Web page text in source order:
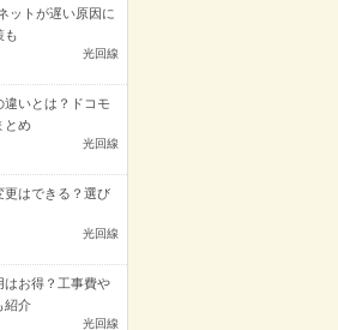
ットが遅い原因に
も
光回線
違いとは？ドコモ
とめ
光回線
更はできる？選び
光回線
はお得？工事費や
紹介
光回線